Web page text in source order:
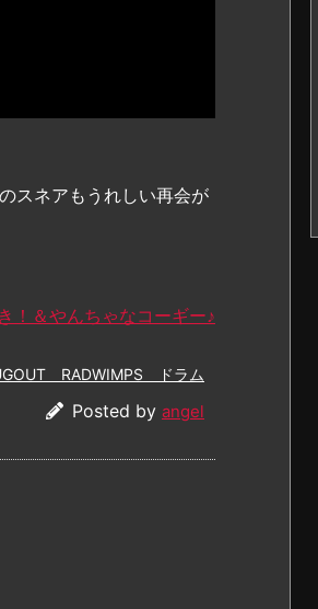
スネアもうれしい再会が
！＆やんちゃなコーギー♪
RADWIMPS ドラム
Posted by angel